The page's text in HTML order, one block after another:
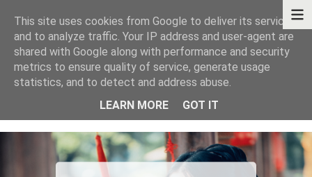
This site uses cookies from Google to deliver its services
and to analyze traffic. Your IP address and user-agent are
shared with Google along with performance and security
metrics to ensure quality of service, generate usage
statistics, and to detect and address abuse.
LEARN MORE
GOT IT